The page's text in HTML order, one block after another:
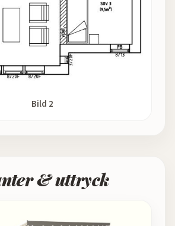
Bild 2
& uttryck